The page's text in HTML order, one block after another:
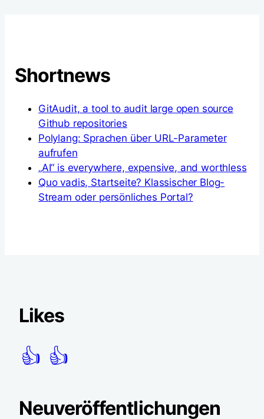
Shortnews
GitAudit, a tool to audit large open source
Github repositories
Polylang: Sprachen über URL-Parameter
aufrufen
„AI“ is everywhere, expensive, and worthless
Quo vadis, Startseite? Klassischer Blog-
Stream oder persönliches Portal?
Likes
👍 👍
Neuveröffentlichungen